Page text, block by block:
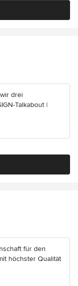
drei
Talkabout |
für den
höchster Qualität